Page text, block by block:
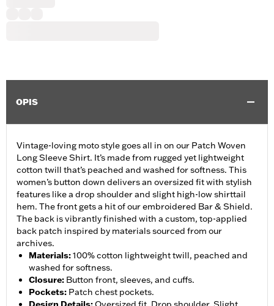
OPIS
Vintage-loving moto style goes all in on our Patch Woven
Long Sleeve Shirt. It’s made from rugged yet lightweight
cotton twill that’s peached and washed for softness. This
women’s button down delivers an oversized fit with stylish
features like a drop shoulder and slight high-low shirttail
hem. The front gets a hit of our embroidered Bar & Shield.
The back is vibrantly finished with a custom, top-applied
back patch inspired by materials sourced from our
archives.
Materials:100% cotton lightweight twill, peached and
washed for softness.
Closure: Button front, sleeves, and cuffs.
Pockets: Patch chest pockets.